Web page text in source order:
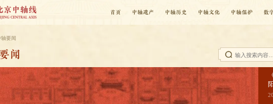
首页 中轴遗产 中轴历史 中轴文化 中轴保护 数
轴要闻
闻